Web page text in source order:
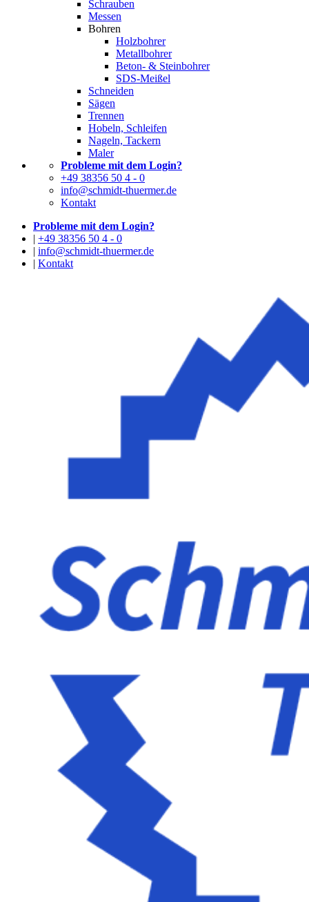
Schrauben
Messen
Bohren
Holzbohrer
Metallbohrer
Beton- & Steinbohrer
SDS-Meißel
Schneiden
Sägen
Trennen
Hobeln, Schleifen
Nageln, Tackern
Maler
Probleme mit dem Login?
+49 38356 50 4 - 0
info@schmidt-thuermer.de
Kontakt
Probleme mit dem Login?
| +49 38356 50 4 - 0
| info@schmidt-thuermer.de
| Kontakt